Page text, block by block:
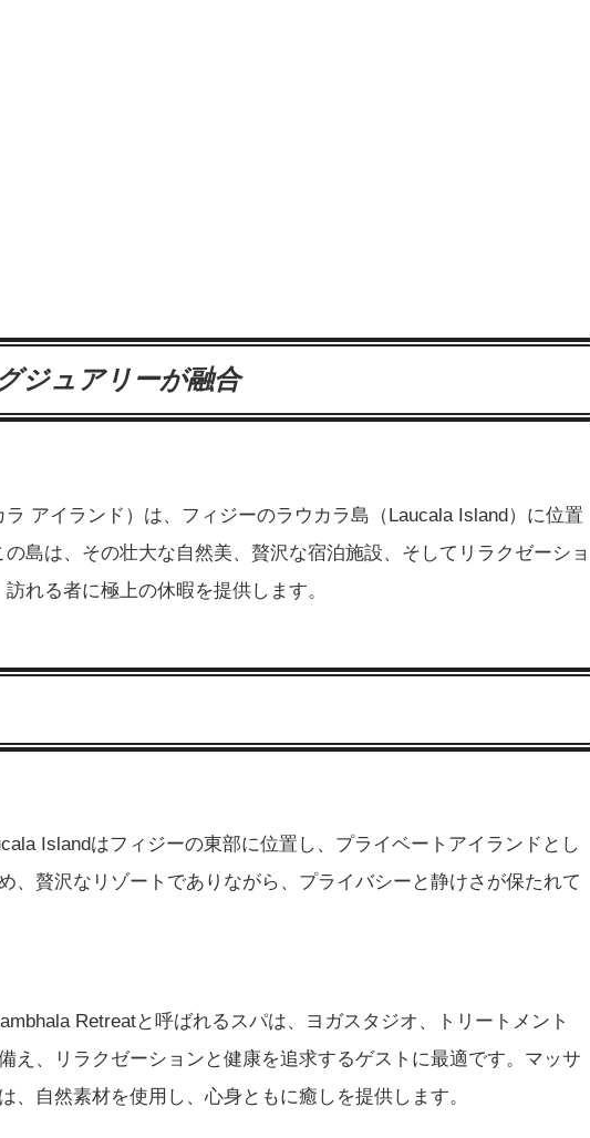
ジュアリーが融合
アイランド）は、フィジーのラウカラ島（Laucala Island）に位置
島は、その壮大な自然美、贅沢な宿泊施設、そしてリラクゼーショ
れる者に極上の休暇を提供します。
Islandはフィジーの東部に位置し、プライベートアイランドとし
、贅沢なリゾートでありながら、プライバシーと静けさが保たれて
Retreatと呼ばれるスパは、ヨガスタジオ、トリートメント
え、リラクゼーションと健康を追求するゲストに最適です。マッサ
、自然素材を使用し、心身ともに癒しを提供します。